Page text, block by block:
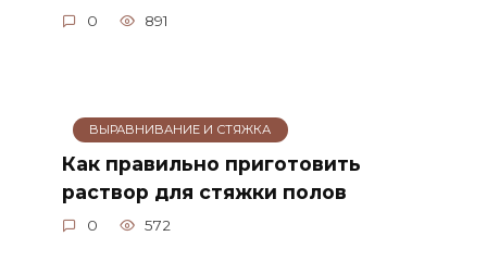
0 891
ВЫРАВНИВАНИЕ И СТЯЖКА
Как правильно приготовить
раствор для стяжки полов
0 572